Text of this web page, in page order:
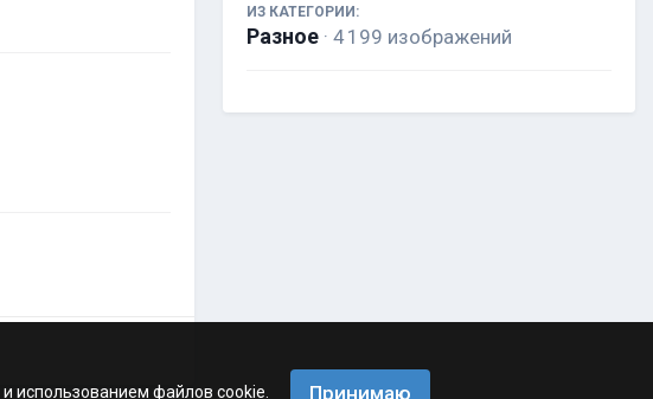
ИЗ КАТЕГОРИИ:
Разное · 4 199 изображений
и использованием файлов cookie. Принимаю